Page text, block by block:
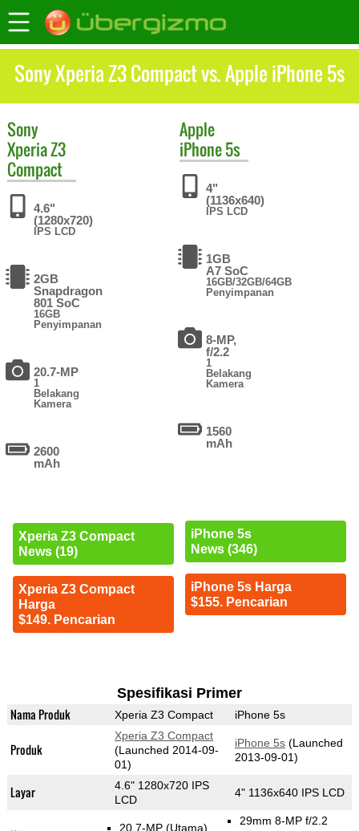
Sony Xperia Z3 Compact vs. Apple iPhone 5s
Sony
Xperia Z3
Compact
4.6"
(1280x720)
IPS LCD
2GB
Snapdragon
801 SoC
16GB
Penyimpanan
20.7-MP
1
Belakang
Kamera
2600
mAh
Xperia Z3 Compact
News (19)
Xperia Z3 Compact
Harga
$149. Pencarian
Apple
iPhone 5s
4"
(1136x640)
IPS LCD
1GB
A7 SoC
16GB/32GB/64GB
Penyimpanan
8-MP,
f/2.2
1
Belakang
Kamera
1560
mAh
iPhone 5s
News (346)
iPhone 5s Harga
$155. Pencarian
Spesifikasi Primer
Nama Produk Xperia Z3 Compact iPhone 5s
Produk
Xperia Z3 Compact
(Launched 2014-09-
01)
iPhone 5s(Launched
2013-09-01)
Layar
4.6" 1280x720 IPS
LCD
4" 1136x640 IPS LCD
20.7-MP (Utama)
29mm 8-MP f/2.2